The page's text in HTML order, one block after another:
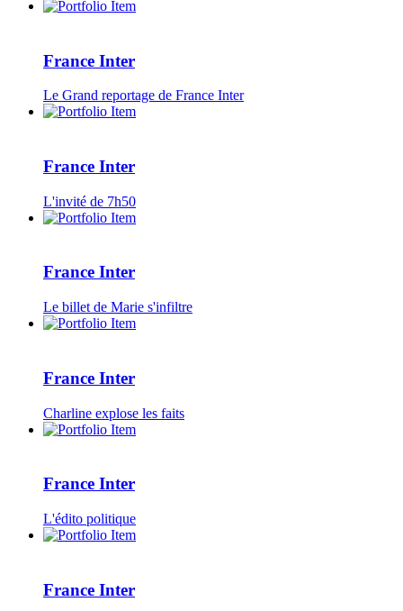
France Inter
Le Grand reportage de France Inter
France Inter
L'invité de 7h50
France Inter
Le billet de Marie s'infiltre
France Inter
Charline explose les faits
France Inter
L'édito politique
France Inter